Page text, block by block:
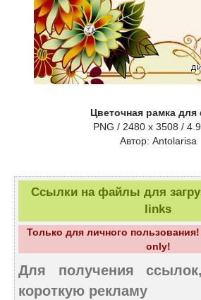
Цветочная рамка для
PNG / 2480 x 3508 /
Aвтор: Antolarisa
Ссылки на файлы для
links
Только для личного
only!
Для получения
короткую рекламу